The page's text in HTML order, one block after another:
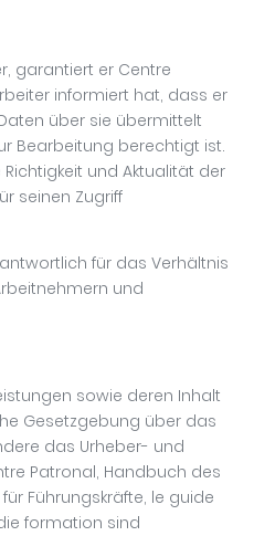
garantiert er Centre
informiert hat, dass er
über sie übermittelt
Bearbeitung berechtigt ist.
und Aktualität der
seinen Zugriff
für das Verhältnis
und
sowie deren Inhalt
Gesetzgebung über das
das Urheber- und
Patronal, Handbuch des
Führungskräfte, le guide
formation sind